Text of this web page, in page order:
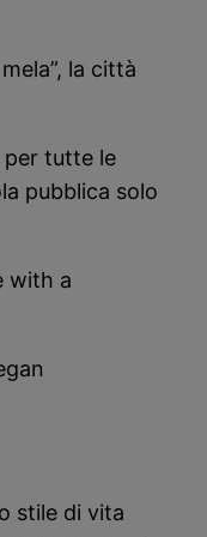
la città
per tutte le
pubblica solo
with a
stile di vita